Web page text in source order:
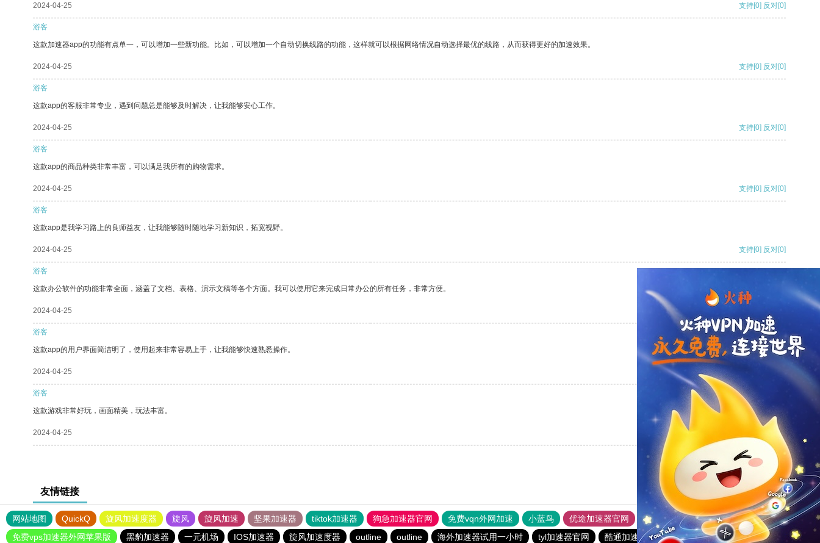
2024-04-25 支持[0] 反对[0]
游客
这款加速器app的功能有点单一，可以增加一些新功能。比如，可以增加一个自动切换线路的功能，这样就可以根据网络情况自动选择最优的线路，从而获得更好的加速效果。
2024-04-25 支持[0] 反对[0]
游客
这款app的客服非常专业，遇到问题总是能够及时解决，让我能够安心工作。
2024-04-25 支持[0] 反对[0]
游客
这款app的商品种类非常丰富，可以满足我所有的购物需求。
2024-04-25 支持[0] 反对[0]
游客
这款app是我学习路上的良师益友，让我能够随时随地学习新知识，拓宽视野。
2024-04-25 支持[0] 反对[0]
游客
这款办公软件的功能非常全面，涵盖了文档、表格、演示文稿等各个方面。我可以使用它来完成日常办公的所有任务，非常方便。
2024-04-25
游客
这款app的用户界面简洁明了，使用起来非常容易上手，让我能够快速熟悉操作。
2024-04-25 反对
游客
这款游戏非常好玩，画面精美，玩法丰富。
2024-04-25 反对[0]
友情链接
网站地图 QuickQ 旋风加速度器 旋风 旋风加速 坚果加速器 tiktok加速器 狗急加速器官网 免费vqn外网加速 小蓝鸟 优途加速器官网 风驰加速器 旋风加速器
八戒看书
免费vps加速器外网苹果版
黑豹加速器 一元机场 IOS加速器 旋风加速度器 outline outline 海外加速器试用一小时 tyl加速器官网 酷通加速器 雷霆vp加速器 老王vp官网